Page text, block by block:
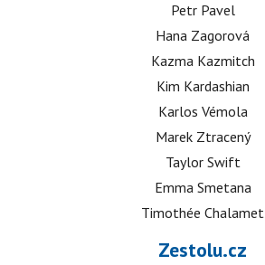
Petr Pavel
Hana Zagorová
Kazma Kazmitch
Kim Kardashian
Karlos Vémola
Marek Ztracený
Taylor Swift
Emma Smetana
Timothée Chalamet
Zestolu.cz